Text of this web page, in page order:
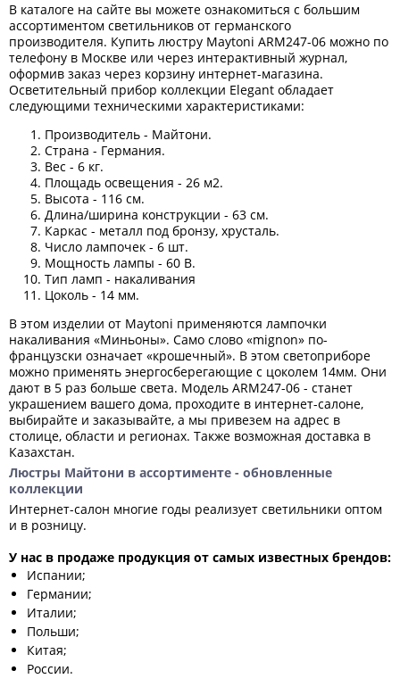
В каталоге на сайте вы можете ознакомиться с большим
ассортиментом светильников от германского
производителя. Купить люстру Maytoni ARM247-06 можно по
телефону в Москве или через интерактивный журнал,
оформив заказ через корзину интернет-магазина.
Осветительный прибор коллекции Elegant обладает
следующими техническими характеристиками:
Производитель - Майтони.
Страна - Германия.
Вес - 6 кг.
Площадь освещения - 26 м2.
Высота - 116 см.
Длина/ширина конструкции - 63 см.
Каркас - металл под бронзу, хрусталь.
Число лампочек - 6 шт.
Мощность лампы - 60 В.
Тип ламп - накаливания
Цоколь - 14 мм.
В этом изделии от Maytoni применяются лампочки
накаливания «Миньоны». Само слово «mignon» по-
французски означает «крошечный». В этом светоприборе
можно применять энергосберегающие с цоколем 14мм. Они
дают в 5 раз больше света. Модель ARM247-06 - станет
украшением вашего дома, проходите в интернет-салоне,
выбирайте и заказывайте, а мы привезем на адрес в
столице, области и регионах. Также возможная доставка в
Казахстан.
Люстры Майтони в ассортименте - обновленные
коллекции
Интернет-салон многие годы реализует светильники оптом
и в розницу.
У нас в продаже продукция от самых известных брендов:
Испании;
Германии;
Италии;
Польши;
Китая;
России.